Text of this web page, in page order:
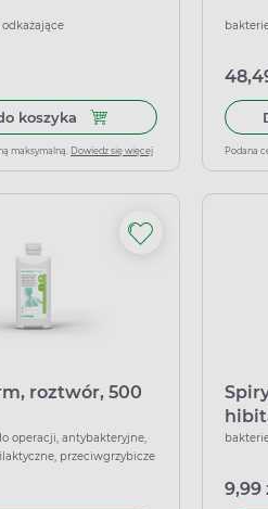
ml
koszyka Dodaj do koszyka Ahd
maksymalną. Dowiedz się więcej Podana
roztwór, 500
operacji, antybakteryjne,
przeciwgrzybicze
ml
9,99